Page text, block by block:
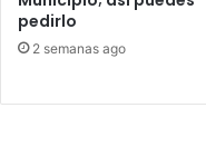
pedirlo
2 semanas ago